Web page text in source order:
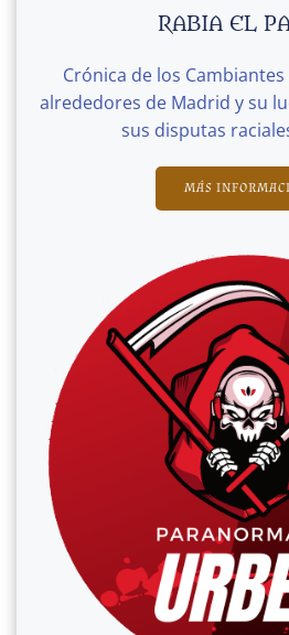
RABIA EL
Crónica de los
alrededores de Madrid y su
sus disputas
MÁS